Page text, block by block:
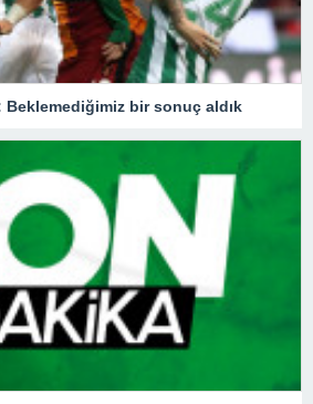
Beklemediğimiz bir sonuç aldık